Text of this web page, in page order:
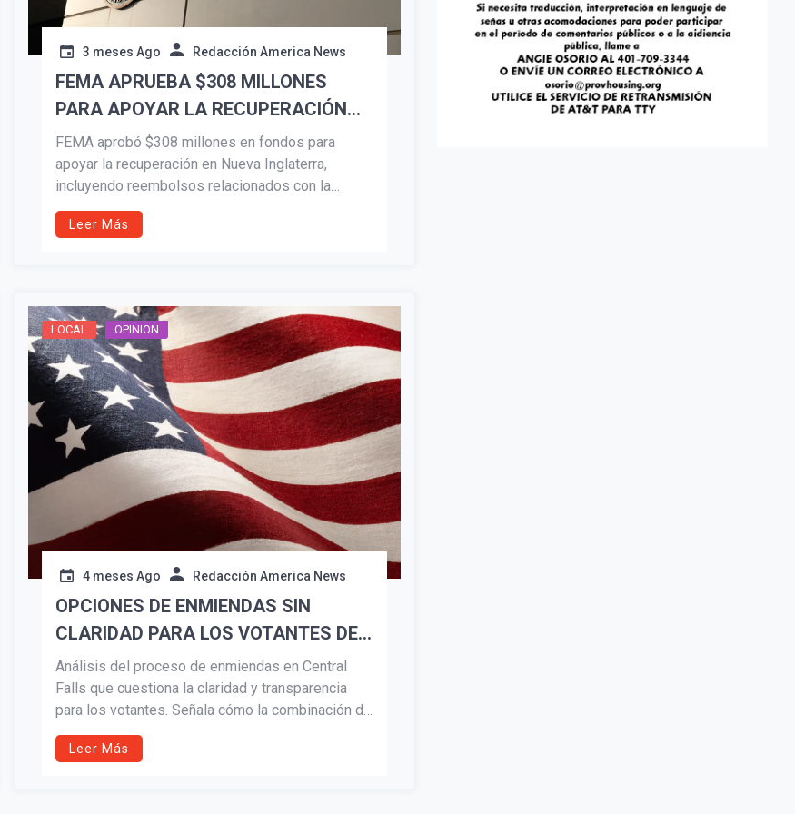
3 meses Ago Redacción America News
FEMA APRUEBA $308 MILLONES
PARA APOYAR LA RECUPERACIÓN
EN NUEVA INGLATERRA
FEMA aprobó $308 millones en fondos para
apoyar la recuperación en Nueva Inglaterra,
incluyendo reembolsos relacionados con la
pandemia de COVID-19 y reparaciones por
desastres naturales. Rhode Island,
comunitaria.
Leer Más
LOCAL OPINION
4 meses Ago Redacción America News
OPCIONES DE ENMIENDAS SIN
CLARIDAD PARA LOS VOTANTES DE
CF
Análisis del proceso de enmiendas en Central
Falls que cuestiona la claridad y transparencia
para los votantes. Señala cómo la combinación de
propuestas y el enfoque en figuras políticas, en
lugar de políticas públicas, limita una decisión
Leer Más